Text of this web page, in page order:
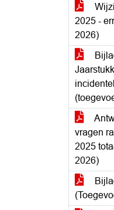
2025 -
2026)
vragen
2025
2026)